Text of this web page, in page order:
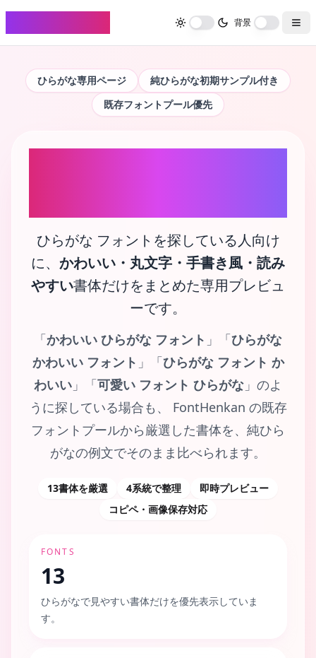
背景
ひらがな専用ページ
純ひらがな初期サンプル付き
既存フォントプール優先
ひらがな フォン
ひらがな フォントを探している人向け
に、 かわいい・丸文字・手書き風・読み
やすい書体だけをまとめた専用プレビュ
ーです。
「かわいい ひらがな フォント 」「ひらがな
かわいい フォント 」「ひらがな フォント か
わいい 」「可愛い フォント ひらがな 」のよ
うに探している場合も、 FontHenkan の既存
フォントプールから厳選した書体を、純ひら
がなの例文でそのまま比べられます。
13書体を厳選 4系統で整理
即時プレビュー
コピペ・画像保存対応
FONTS
13
ひらがなで見やすい書体だけを優先表示していま
す。